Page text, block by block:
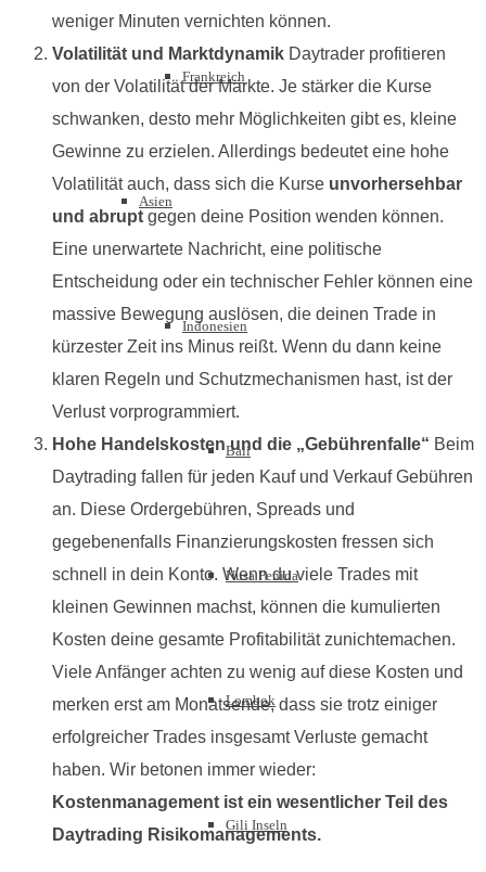
Frankreich
Asien
Indonesien
Bali
Nusa Penida
Lombok
Gili Inseln
weniger Minuten vernichten können.
Volatilität und Marktdynamik Daytrader profitieren
von der Volatilität der Märkte. Je stärker die Kurse
schwanken, desto mehr Möglichkeiten gibt es, kleine
Gewinne zu erzielen. Allerdings bedeutet eine hohe
Volatilität auch, dass sich die Kurse unvorhersehbar
und abrupt gegen deine Position wenden können.
Eine unerwartete Nachricht, eine politische
Entscheidung oder ein technischer Fehler können eine
massive Bewegung auslösen, die deinen Trade in
kürzester Zeit ins Minus reißt. Wenn du dann keine
klaren Regeln und Schutzmechanismen hast, ist der
Verlust vorprogrammiert.
Hohe Handelskosten und die „Gebührenfalle“ Beim
Daytrading fallen für jeden Kauf und Verkauf Gebühren
an. Diese Ordergebühren, Spreads und
gegebenenfalls Finanzierungskosten fressen sich
schnell in dein Konto. Wenn du viele Trades mit
kleinen Gewinnen machst, können die kumulierten
Kosten deine gesamte Profitabilität zunichtemachen.
Viele Anfänger achten zu wenig auf diese Kosten und
merken erst am Monatsende, dass sie trotz einiger
erfolgreicher Trades insgesamt Verluste gemacht
haben. Wir betonen immer wieder:
Kostenmanagement ist ein wesentlicher Teil des
Daytrading Risikomanagements.